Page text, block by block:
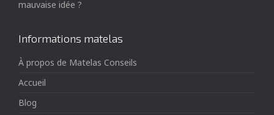
mauvaise idée ?
Informations matelas
À propos de Matelas Conseils
Accueil
Blog